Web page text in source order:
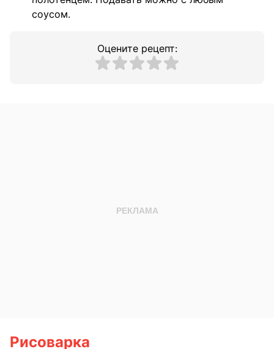
соусом.
Оцените рецепт:
Рисоварка